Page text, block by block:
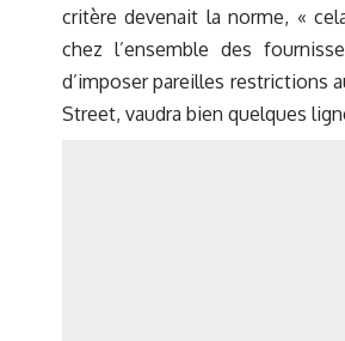
critère devenait la norme, «
chez l’ensemble des
d’imposer pareilles restrictions
Street, vaudra bien quelques